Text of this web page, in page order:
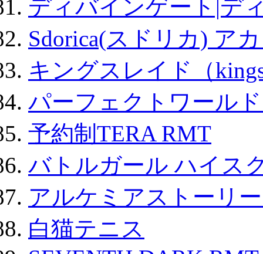
ディバインゲート|デ
Sdorica(スドリカ) ア
キングスレイド（
パーフェクトワール
予約制TERA RMT
バトルガール ハイス
アルケミアストーリ
白猫テニス